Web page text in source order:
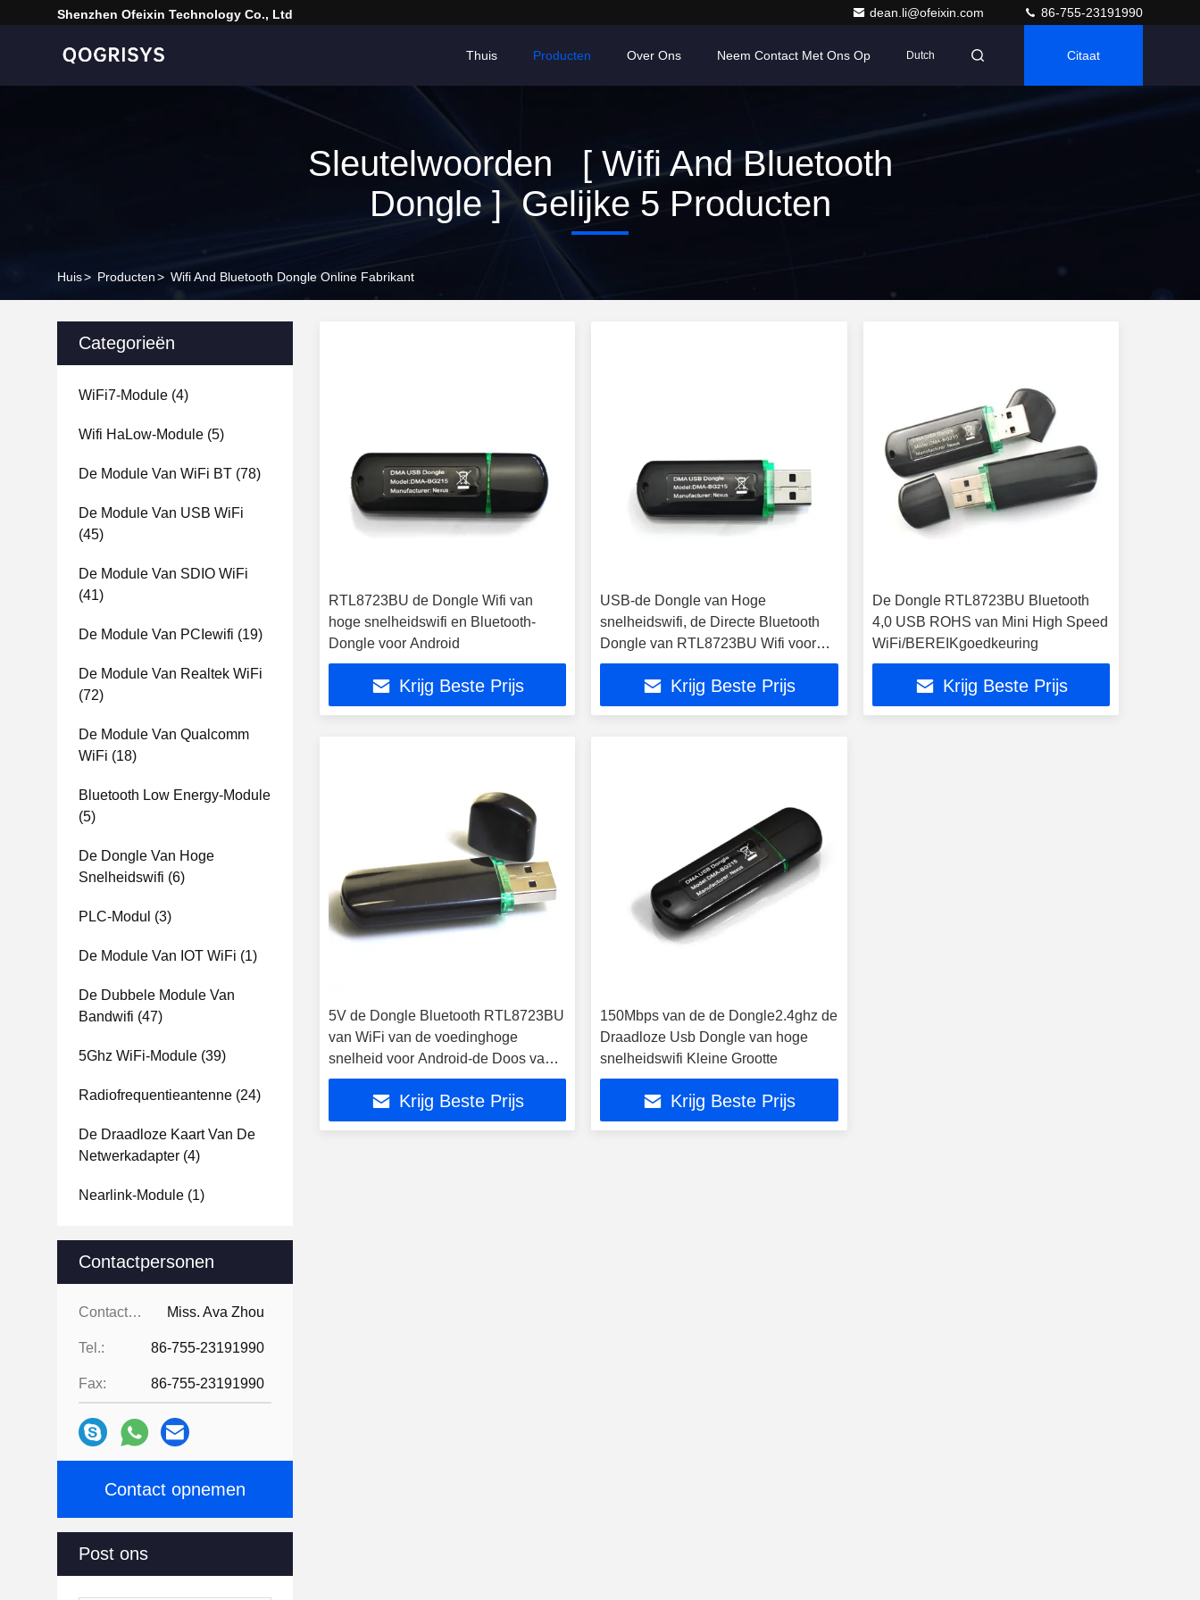
Shenzhen Ofeixin Technology Co., Ltd dean.li@ofeixin.com 86-755-23191990
Thuis Producten Over Ons Neem Contact Met Ons Op Dutch Citaat
Sleutelwoorden [ Wifi And Bluetooth
Dongle ] Gelijke 5 Producten
Huis> Producten> Wifi And Bluetooth Dongle Online Fabrikant
Categorieën
WiFi7-Module (4)
Wifi HaLow-Module (5)
De Module Van WiFi BT (78)
De Module Van USB WiFi
(45)
De Module Van SDIO WiFi
(41)
De Module Van PCIewifi (19)
De Module Van Realtek WiFi
(72)
De Module Van Qualcomm
WiFi (18)
Bluetooth Low Energy-Module
(5)
De Dongle Van Hoge
Snelheidswifi (6)
PLC-Modul (3)
De Module Van IOT WiFi (1)
De Dubbele Module Van
Bandwifi (47)
5Ghz WiFi-Module (39)
Radiofrequentieantenne (24)
De Draadloze Kaart Van De
Netwerkadapter (4)
Nearlink-Module (1)
Contactpersonen
Contactpersonen: Miss. Ava Zhou
Tel.: 86-755-23191990
Fax: 86-755-23191990
Contact opnemen
Post ons
RTL8723BU de Dongle Wifi van
hoge snelheidswifi en Bluetooth-
Dongle voor Android
Krijg Beste Prijs
USB-de Dongle van Hoge
snelheidswifi, de Directe Bluetooth
Dongle van RTL8723BU Wifi voor
Android
Krijg Beste Prijs
De Dongle RTL8723BU Bluetooth
4,0 USB ROHS van Mini High Speed
WiFi/BEREIKgoedkeuring
Krijg Beste Prijs
5V de Dongle Bluetooth RTL8723BU
van WiFi van de voedinghoge
snelheid voor Android-de Doos van
TV
Krijg Beste Prijs
150Mbps van de de Dongle2.4ghz de
Draadloze Usb Dongle van hoge
snelheidswifi Kleine Grootte
Krijg Beste Prijs